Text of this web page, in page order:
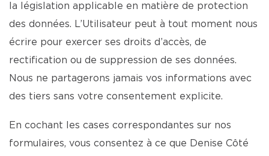
la législation applicable en matière de protection
des données. L’Utilisateur peut à tout moment nous
écrire pour exercer ses droits d’accès, de
rectification ou de suppression de ses données.
Nous ne partagerons jamais vos informations avec
des tiers sans votre consentement explicite.
En cochant les cases correspondantes sur nos
formulaires, vous consentez à ce que Denise Côté